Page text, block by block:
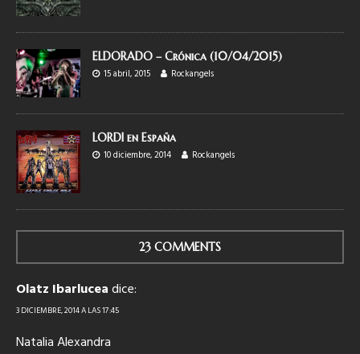
ELDORADO – Crónica (10/04/2015)
15 abril, 2015
Rockangels
LORDI en España
10 diciembre, 2014
Rockangels
23 COMMENTS
Olatz Ibarluceadice:
3 DICIEMBRE, 2014 A LAS 17:45
Natalia Alexandra